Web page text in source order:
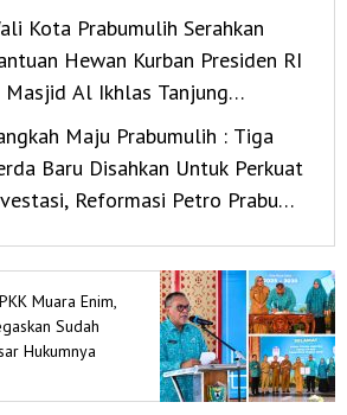
HIDUP SEDUNIA
Kota Prabumulih Serahkan
Hewan Kurban Presiden RI
Masjid Al Ikhlas Tanjung
Maju Prabumulih : Tiga
Baru Disahkan Untuk Perkuat
Reformasi Petro Prabu
Muara Enim,
Sudah
Hukumnya